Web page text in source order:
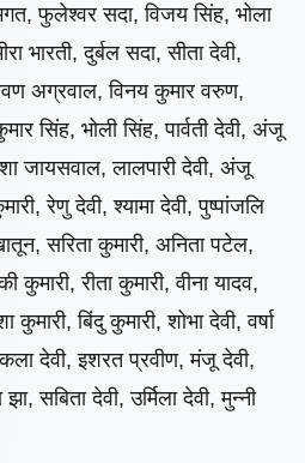
फुलेश्वर सदा, विजय सिंह, भोला
भारती, दुर्बल सदा, सीता देवी,
अग्रवाल, विनय कुमार वरुण,
सिंह, भोली सिंह, पार्वती देवी, अंजू
जायसवाल, लालपारी देवी, अंजू
रेणु देवी, श्यामा देवी, पुष्पांजलि
सरिता कुमारी, अनिता पटेल,
कुमारी, रीता कुमारी, वीना यादव,
बिंदु कुमारी, शोभा देवी, वर्षा
देवी, इशरत प्रवीण, मंजू देवी,
सबिता देवी, उर्मिला देवी, मुन्नी